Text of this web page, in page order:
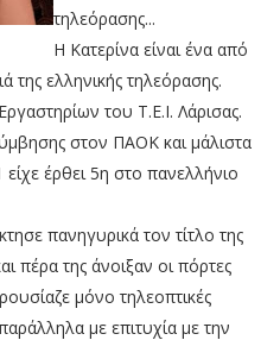
τηλεόρασης...
Η Κατερίνα είναι ένα από
της ελληνικής τηλεόρασης.
του Τ.Ε.Ι. Λάρισας.
στον ΠΑΟΚ και μάλιστα
έρθει 5η στο πανελλήνιο
πανηγυρικά τον τίτλο της
πέρα της άνοιξαν οι πόρτες
μόνο τηλεοπτικές
με επιτυχία με την